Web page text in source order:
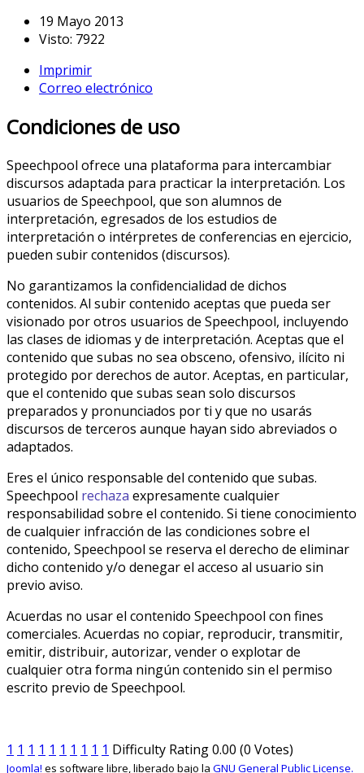
19 Mayo 2013
Visto: 7922
Imprimir
Correo electrónico
Condiciones de uso
Speechpool ofrece una plataforma para intercambiar
discursos adaptada para practicar la interpretación. Los
usuarios de Speechpool, que son alumnos de
interpretación, egresados de los estudios de
interpretación o intérpretes de conferencias en ejercicio,
pueden subir contenidos (discursos).
No garantizamos la confidencialidad de dichos
contenidos. Al subir contenido aceptas que pueda ser
visionado por otros usuarios de Speechpool, incluyendo
las clases de idiomas y de interpretación. Aceptas que el
contenido que subas no sea obsceno, ofensivo, ilícito ni
protegido por derechos de autor. Aceptas, en particular,
que el contenido que subas sean solo discursos
preparados y pronunciados por ti y que no usarás
discursos de terceros aunque hayan sido abreviados o
adaptados.
Eres el único responsable del contenido que subas.
Speechpool rechaza expresamente cualquier
responsabilidad sobre el contenido. Si tiene conocimiento
de cualquier infracción de las condiciones sobre el
contenido, Speechpool se reserva el derecho de eliminar
dicho contenido y/o denegar el acceso al usuario sin
previo aviso.
Acuerdas no usar el contenido Speechpool con fines
comerciales. Acuerdas no copiar, reproducir, transmitir,
emitir, distribuir, autorizar, vender o explotar de
cualquier otra forma ningún contenido sin el permiso
escrito previo de Speechpool.
1 1 1 1 1 1 1 1 1 1 Difficulty Rating 0.00 (0 Votes)
Joomla! es software libre, liberado bajo la GNU General Public License.